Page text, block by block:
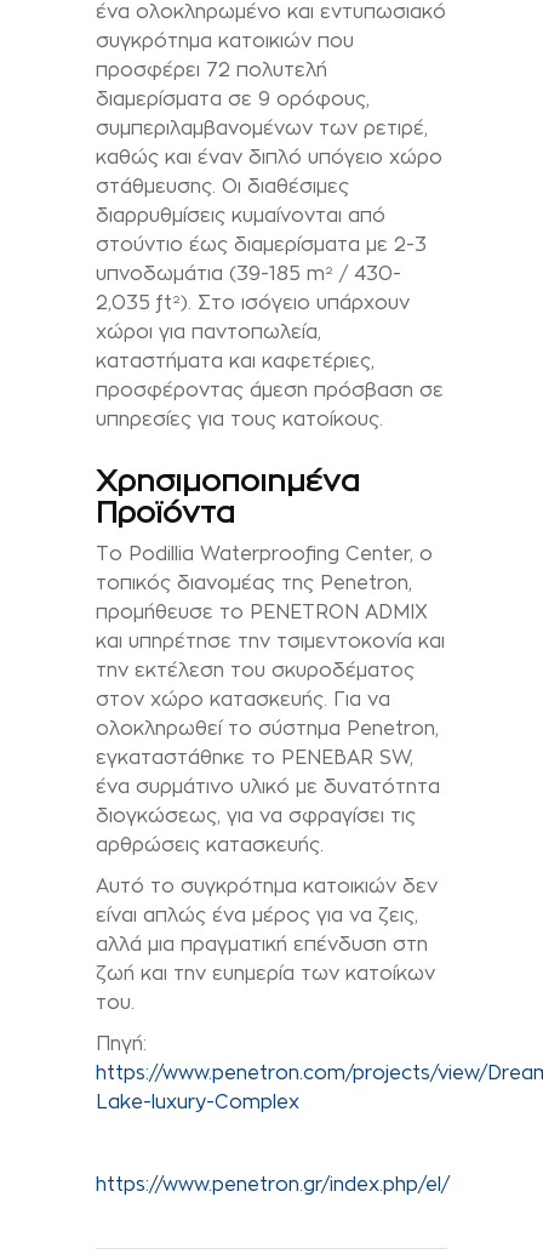
ένα ολοκληρωμένο και εντυπωσιακό
συγκρότημα κατοικιών που
προσφέρει 72 πολυτελή
διαμερίσματα σε 9 ορόφους,
συμπεριλαμβανομένων των ρετιρέ,
καθώς και έναν διπλό υπόγειο χώρο
στάθμευσης. Οι διαθέσιμες
διαρρυθμίσεις κυμαίνονται από
στούντιο έως διαμερίσματα με 2-3
υπνοδωμάτια (39-185 m² / 430-
2,035 ft²). Στο ισόγειο υπάρχουν
χώροι για παντοπωλεία,
καταστήματα και καφετέριες,
προσφέροντας άμεση πρόσβαση σε
υπηρεσίες για τους κατοίκους.
Χρησιμοποιημένα
Προϊόντα
Το Podillia Waterproofing Center, ο
τοπικός διανομέας της Penetron,
προμήθευσε το PENETRON ADMIX
και υπηρέτησε την τσιμεντοκονία και
την εκτέλεση του σκυροδέματος
στον χώρο κατασκευής. Για να
ολοκληρωθεί το σύστημα Penetron,
εγκαταστάθηκε το PENEBAR SW,
ένα συρμάτινο υλικό με δυνατότητα
διογκώσεως, για να σφραγίσει τις
αρθρώσεις κατασκευής.
Αυτό το συγκρότημα κατοικιών δεν
είναι απλώς ένα μέρος για να ζεις,
αλλά μια πραγματική επένδυση στη
ζωή και την ευημερία των κατοίκων
του.
Πηγή:
https://www.penetron.com/projects/view/
Lake-luxury-Complex
https://www.penetron.gr/index.php/el/